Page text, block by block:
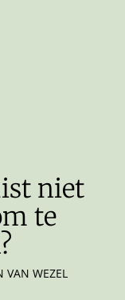
niet
te
VAN WEZEL